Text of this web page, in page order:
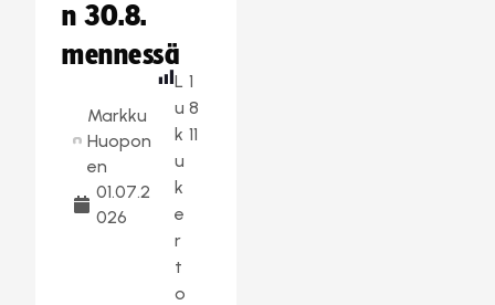
n 30.8.
mennessä
Markku
Huopon
en
01.07.2
026
L
u
k
u
k
e
r
t
o
1
8
11